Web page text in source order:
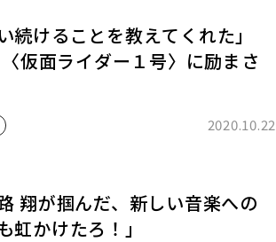
続けることを教えてくれた」
仮面ライダー１号〉に励まさ
2020.10.22
翔が掴んだ、新しい音楽への
虹かけたろ！」